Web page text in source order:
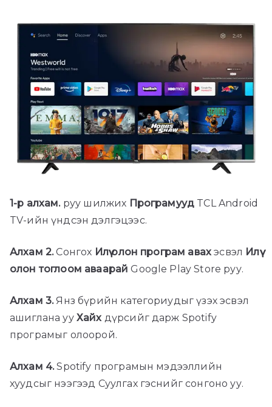
1-р алхам.руу шилжих Програмууд TCL Android
TV-ийн үндсэн дэлгэцээс.
Алхам 2.Сонгох Илүү олон програм авах эсвэл Илүү
олон тоглоом аваарай Google Play Store руу.
Алхам 3.Янз бүрийн категориудыг үзэх эсвэл
ашиглана уу Хайх дүрсийг дарж Spotify
програмыг олоорой.
Алхам 4.Spotify програмын мэдээллийн
хуудсыг нээгээд Суулгах гэснийг сонгоно уу.